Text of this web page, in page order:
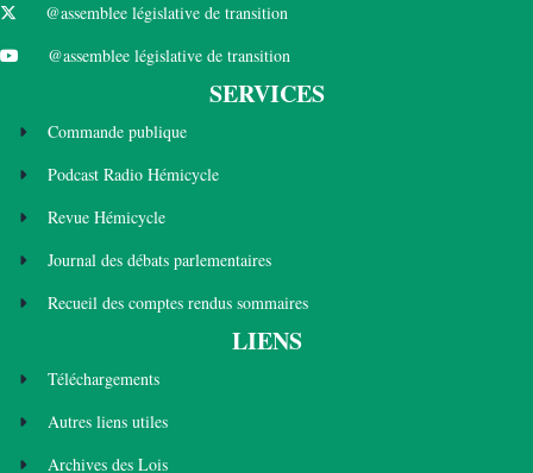
@assemblee législative de transition
@assemblee législative de transition
SERVICES
Commande publique
Podcast Radio Hémicycle
Revue Hémicycle
Journal des débats parlementaires
Recueil des comptes rendus sommaires
LIENS
Téléchargements
Autres liens utiles
Archives des Lois